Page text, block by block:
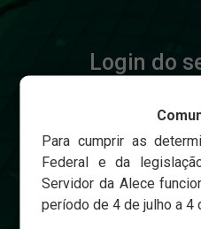
Login do
Senha
Para cumprir as
Federal e da
Servidor da Alece
período de 4 de julho a 4